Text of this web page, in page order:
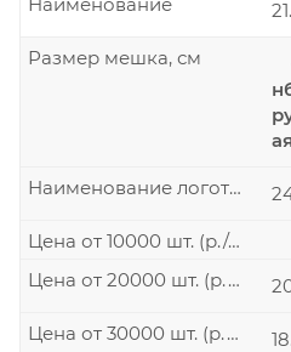
Размер мешка, см
Наименование логотипа
Цена от 10000 шт. (р./шт.)
Цена от 20000 шт. (р./шт.)
Цена от 30000 шт. (р./шт.)